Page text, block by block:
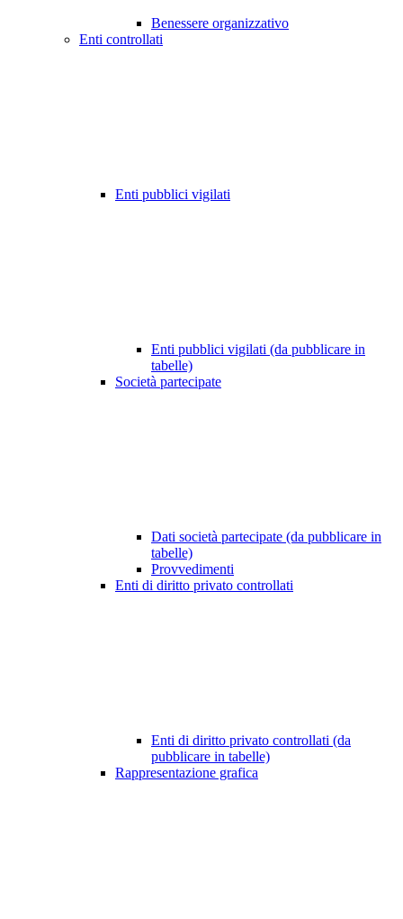
Benessere organizzativo
Enti controllati
Enti pubblici vigilati
Enti pubblici vigilati (da pubblicare in
tabelle)
Società partecipate
Dati società partecipate (da pubblicare in
tabelle)
Provvedimenti
Enti di diritto privato controllati
Enti di diritto privato controllati (da
pubblicare in tabelle)
Rappresentazione grafica